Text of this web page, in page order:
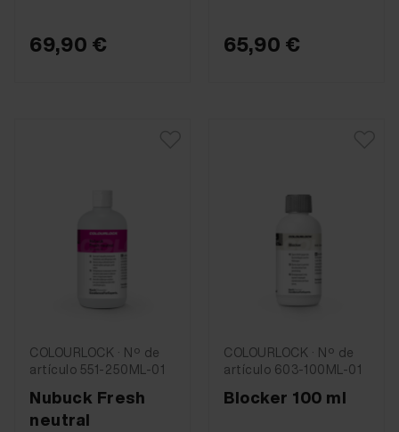
69,90 € 65,90 €
COLOURLOCK · Nº de
artículo 551-250ML-01
Nubuck Fresh
neutral
COLOURLOCK · Nº de
artículo 603-100ML-01
Blocker 100 ml